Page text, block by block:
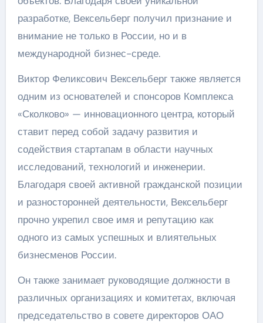
разработке, Вексельберг получил признание и
внимание не только в России, но и в
международной бизнес-среде.
Виктор Феликсович Вексельберг также является
одним из основателей и спонсоров Комплекса
«Сколково» — инновационного центра, который
ставит перед собой задачу развития и
содействия стартапам в области научных
исследований, технологий и инженерии.
Благодаря своей активной гражданской позиции
и разносторонней деятельности, Вексельберг
прочно укрепил свое имя и репутацию как
одного из самых успешных и влиятельных
бизнесменов России.
Он также занимает руководящие должности в
различных организациях и комитетах, включая
председательство в совете директоров ОАО